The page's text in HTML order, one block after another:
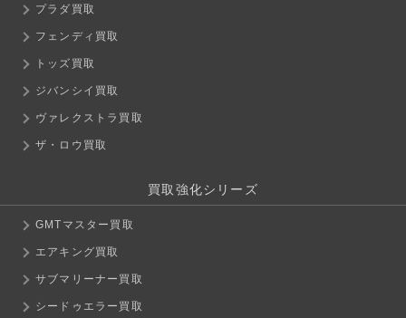
プラダ買取
フェンディ買取
トッズ買取
ジバンシイ買取
ヴァレクストラ買取
ザ・ロウ買取
買取強化シリーズ
GMTマスター買取
エアキング買取
サブマリーナー買取
シードゥエラー買取